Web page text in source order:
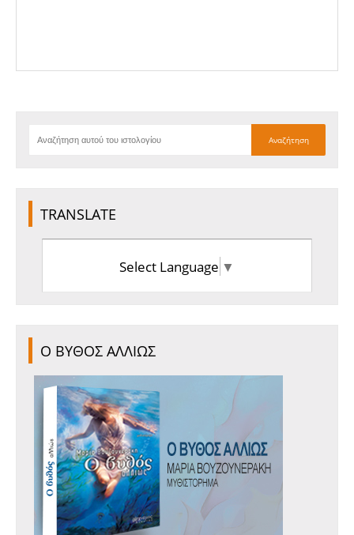
TRANSLATE
Select Language ▼
Ο ΒΥΘΟΣ ΑΛΛΙΩΣ